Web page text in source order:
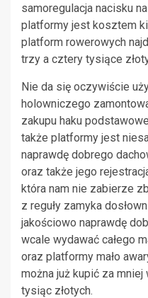
samoregulacja nacisku
platformy jest kosztem
platform rowerowych
trzy a cztery tysiące
Nie da się oczywiście
holowniczego
zakupu haku
także platformy jest
naprawdę dobrego
oraz także jego
która nam nie zabierze
z reguły zamyka
jakościowo naprawdę
wcale wydawać całego
oraz platformy mało
można już kupić za
tysiąc złotych.